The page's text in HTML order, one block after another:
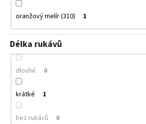
oranžový melír (310) 1
Délka rukávů
dlouhé 0
krátké 1
bez rukávů 0